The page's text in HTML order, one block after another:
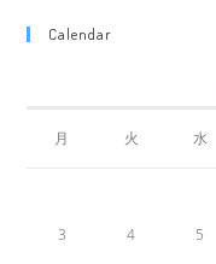
Calendar
月 火 水
3 4 5